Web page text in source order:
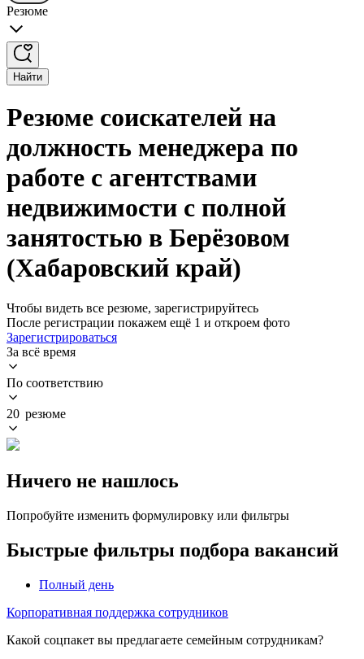
Резюме
Найти
Резюме соискателей на
должность менеджера по
работе с агентствами
недвижимости с полной
занятостью в Берёзовом
(Хабаровский край)
Чтобы видеть все резюме, зарегистрируйтесь
После регистрации покажем ещё 1 и откроем фото
Зарегистрироваться
За всё время
По соответствию
20 резюме
Ничего не нашлось
Попробуйте изменить формулировку или фильтры
Быстрые фильтры подбора вакансий
Полный день
Корпоративная поддержка сотрудников
Какой соцпакет вы предлагаете семейным сотрудникам?